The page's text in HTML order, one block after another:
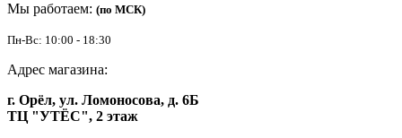
Мы работаем: (по МСК)
Пн-Вс: 10:00 - 18:30
Адрес магазина:
г. Орёл, ул. Ломоносова, д. 6Б
ТЦ "УТЁС", 2 этаж